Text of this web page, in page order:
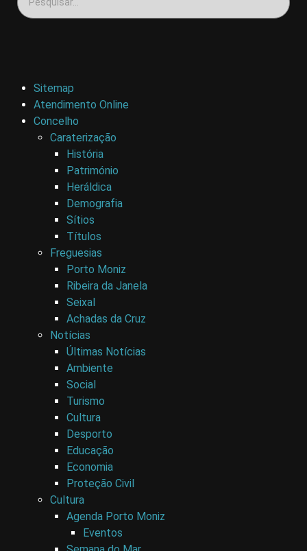
Sitemap
Atendimento Online
Concelho
Caraterização
História
Património
Heráldica
Demografia
Sítios
Títulos
Freguesias
Porto Moniz
Ribeira da Janela
Seixal
Achadas da Cruz
Notícias
Últimas Notícias
Ambiente
Social
Turismo
Cultura
Desporto
Educação
Economia
Proteção Civil
Cultura
Agenda Porto Moniz
Eventos